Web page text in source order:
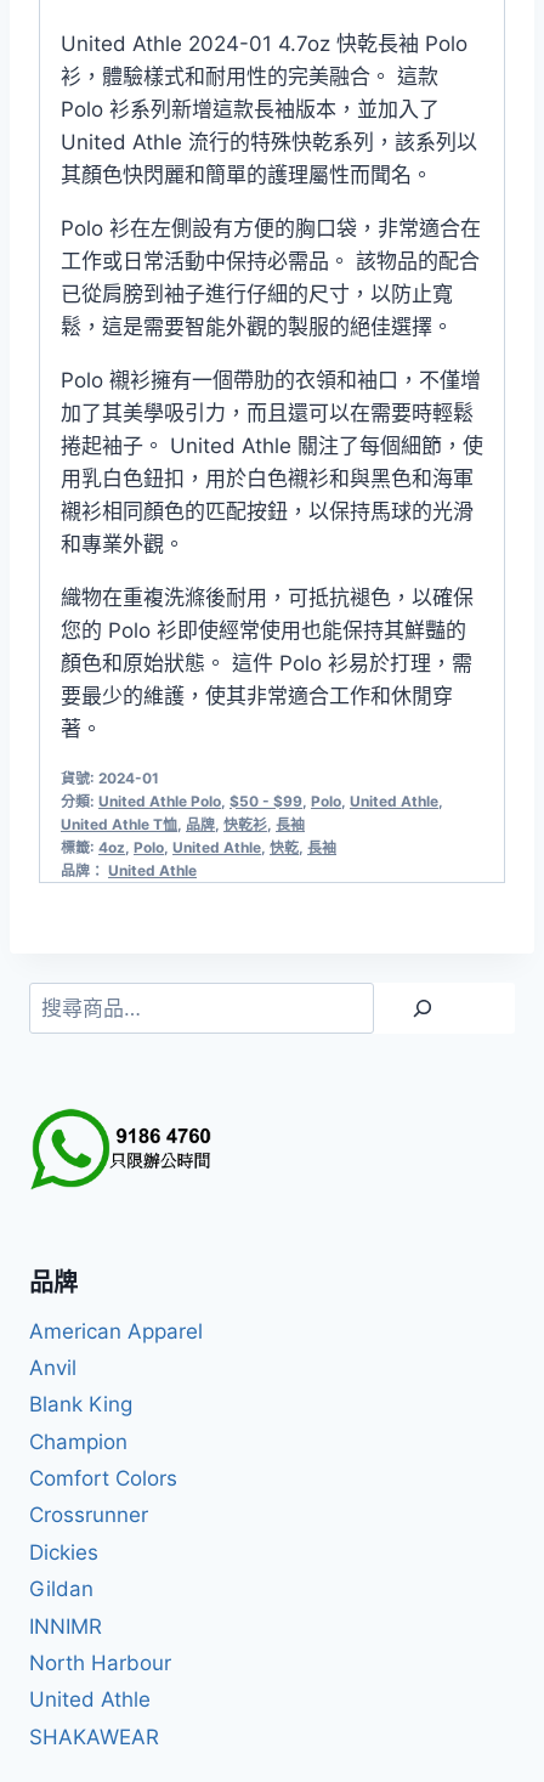
United Athle 2024-01 4.7oz 快乾長袖 Polo
衫，體驗樣式和耐用性的完美融合。 這款
Polo 衫系列新增這款長袖版本，並加入了
United Athle 流行的特殊快乾系列，該系列以
其顏色快閃麗和簡單的護理屬性而聞名。
Polo 衫在左側設有方便的胸口袋，非常適合在
工作或日常活動中保持必需品。 該物品的配合
已從肩膀到袖子進行仔細的尺寸，以防止寬
鬆，這是需要智能外觀的製服的絕佳選擇。
Polo 襯衫擁有一個帶肋的衣領和袖口，不僅增
加了其美學吸引力，而且還可以在需要時輕鬆
捲起袖子。 United Athle 關注了每個細節，使
用乳白色鈕扣，用於白色襯衫和與黑色和海軍
襯衫相同顏色的匹配按鈕，以保持馬球的光滑
和專業外觀。
織物在重複洗滌後耐用，可抵抗褪色，以確保
您的 Polo 衫即使經常使用也能保持其鮮豔的
顏色和原始狀態。 這件 Polo 衫易於打理，需
要最少的維護，使其非常適合工作和休閒穿
著。
貨號: 2024-01
分類: United Athle Polo​ $50 - $99 Polo United Athle
United Athle T恤 品牌 快乾衫 長袖
標籤: 4oz Polo United Athle 快乾 長袖
品牌： United Athle
搜
尋
品牌
American Apparel
Anvil
Blank King
Champion
Comfort Colors
Crossrunner
Dickies
Gildan
INNIMR
North Harbour
United Athle
SHAKAWEAR